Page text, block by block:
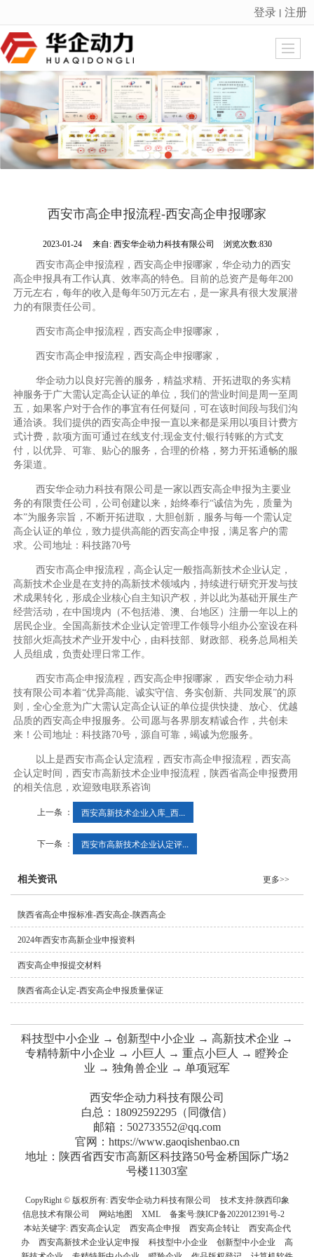
很遗憾，因您的浏览器版本过低导致无法获得最佳浏览体验，推荐下载安装谷歌浏览器！
登录 丨 注册
西安市高企申报流程-西安高企申报哪家
2023-01-24 来自: 西安华企动力科技有限公司 浏览次数:830
西安市高企申报流程，西安高企申报哪家，华企动力的西安
高企申报具有工作认真、效率高的特色。目前的总资产是每年200
万元左右，每年的收入是每年50万元左右，是一家具有很大发展潜
力的有限责任公司。
西安市高企申报流程，西安高企申报哪家，
西安市高企申报流程，西安高企申报哪家，
华企动力以良好完善的服务，精益求精、开拓进取的务实精
神服务于广大需认定高企认证的单位，我们的营业时间是周一至周
五，如果客户对于合作的事宜有任何疑问，可在该时间段与我们沟
通洽谈。我们提供的西安高企申报一直以来都是采用以项目计费方
式计费，款项方面可通过在线支付;现金支付;银行转账的方式支
付，以优异、可靠、贴心的服务，合理的价格，努力开拓通畅的服
务渠道。
西安华企动力科技有限公司是一家以西安高企申报为主要业
务的有限责任公司，公司创建以来，始终奉行“诚信为先，质量为
本”为服务宗旨，不断开拓进取，大胆创新，服务与每一个需认定
高企认证的单位，致力提供高能的西安高企申报，满足客户的需
求。公司地址：科技路70号
西安市高企申报流程，高企认定一般指高新技术企业认定，
高新技术企业是在支持的高新技术领域内，持续进行研究开发与技
术成果转化，形成企业核心自主知识产权，并以此为基础开展生产
经营活动，在中国境内（不包括港、澳、台地区）注册一年以上的
居民企业。全国高新技术企业认定管理工作领导小组办公室设在科
技部火炬高技术产业开发中心，由科技部、财政部、税务总局相关
人员组成，负责处理日常工作。
西安市高企申报流程，西安高企申报哪家， 西安华企动力科
技有限公司本着“优异高能、诚实守信、务实创新、共同发展”的原
则，全心全意为广大需认定高企认证的单位提供快捷、放心、优越
品质的西安高企申报服务。公司愿与各界朋友精诚合作，共创未
来！公司地址：科技路70号，源自可靠，竭诚为您服务。
以上是西安市高企认定流程，西安市高企申报流程，西安高
企认定时间，西安市高新技术企业申报流程，陕西省高企申报费用
的相关信息，欢迎致电联系咨询
上一条 ： 西安高新技术企业入库_西...
下一条 ： 西安市高新技术企业认定评...
相关资讯 更多>>
陕西省高企申报标准-西安高企-陕西高企
2024年西安市高新企业申报资料
西安高企申报提交材料
陕西省高企认定-西安高企申报质量保证
科技型中小企业 → 创新型中小企业 → 高新技术企业 →
专精特新中小企业 → 小巨人 → 重点小巨人 → 瞪羚企
业 → 独角兽企业 → 单项冠军
西安华企动力科技有限公司
白总：18092592295（同微信）
邮箱：502733552@qq.com
官网：https://www.gaoqishenbao.cn
地址：陕西省西安市高新区科技路50号金桥国际广场2
号楼11303室
CopyRight © 版权所有: 西安华企动力科技有限公司 技术支持:陕西印象
信息技术有限公司
网站地图 XML 备案号:陕ICP备2022012391号-2
本站关键字: 西安高企认定 西安高企申报 西安高企转让
西安高企代
办
西安高新技术企业认定申报 科技型中小企业 创新型中小企业
高